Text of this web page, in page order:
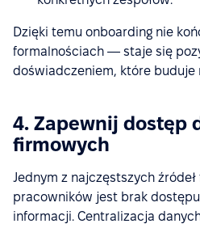
Dzięki temu onboarding nie
formalnościach — staje się
doświadczeniem, które buduje
4. Zapewnij dostęp
firmowych
Jednym z najczęstszych
pracowników jest brak
informacji. Centralizacja